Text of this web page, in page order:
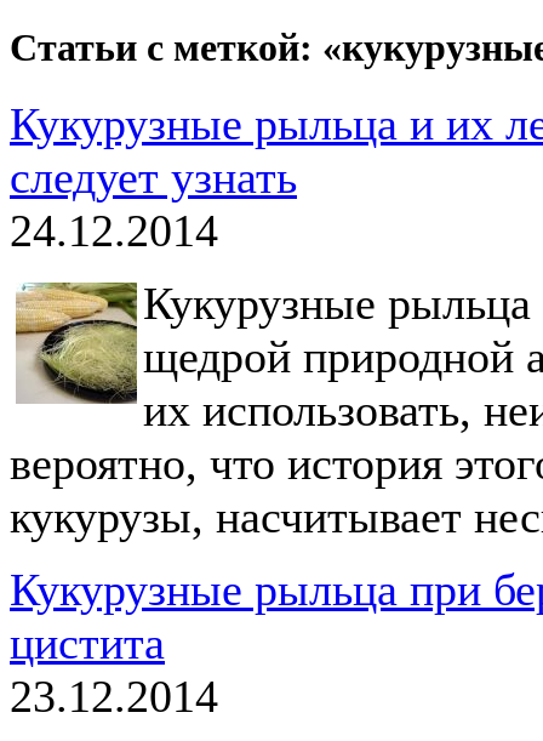
Статьи с меткой:
Кукурузные рыльца и их
следует узнать
24.12.2014
Кукурузные рыльца
щедрой природной
их использовать,
вероятно, что история
кукурузы, насчитывает
Кукурузные рыльца при
цистита
23.12.2014